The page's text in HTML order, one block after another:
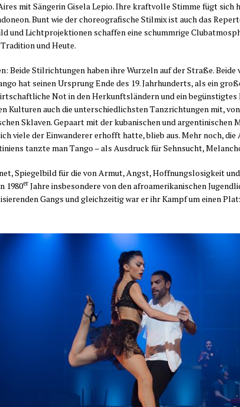
mit Sän­ge­rin Gise­la Lepio. Ihre kraft­vol­le Stim­me fügt
Bunt wie der cho­reo­gra­fi­sche Stil­mix ist auch das
und Licht­pro­jek­tio­nen schaf­fen eine schumm­ri­ge
und Heute.
Bei­de Stil­rich­tun­gen haben ihre Wur­zeln auf der Stra­ße.
hat sei­nen Ursprung Ende des 19. Jahr­hun­derts, als ein
Not in den Her­kunfts­län­dern und ein
Kul­tu­ren auch die unter­schied­lichs­ten Tanz­rich­tun­gen mit,
Skla­ven. Gepaart mit der kuba­ni­schen und argen­ti­ni­schen
vie­le der Ein­wan­de­rer erhofft hat­te, blieb aus. Mehr noch,
tanz­te man Tan­go – als Aus­druck für Sehn­sucht,
Spie­gel­bild für die von Armut, Angst, Hoff­nungs­lo­sig­keit
1980er Jah­re ins­be­son­de­re von den afro­ame­ri­ka­ni­schen
Gangs und gleich­zei­tig war er ihr Kampf um einen